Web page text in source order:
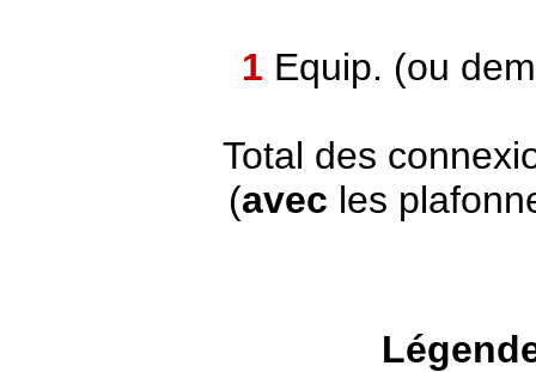
1 Equip. (ou
Total des
(avec les